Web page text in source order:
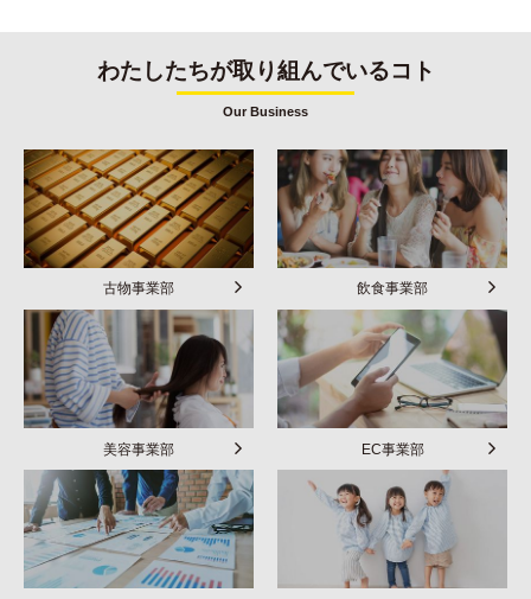
わたしたちが取り組んでいるコト
Our Business
古物事業部 飲食事業部
美容事業部 EC事業部